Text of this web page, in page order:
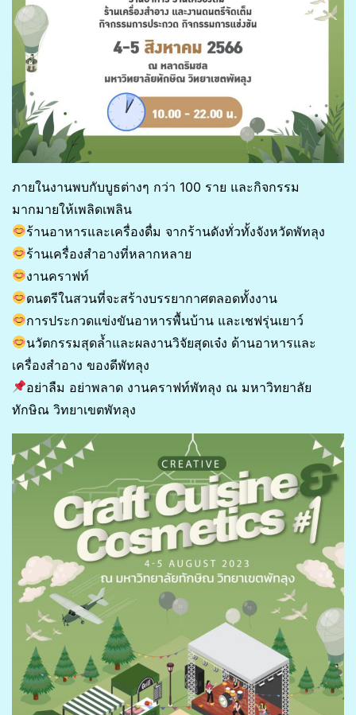
ภายในงานพบกับบูธต่างๆ กว่า 100 ราย และกิจกรรม
มากมายให้เพลิดเพลิน
ร้านอาหารและเครื่องดื่ม จากร้านดังทั่วทั้งจังหวัดพัทลุง
ร้านเครื่องสำอางที่หลากหลาย
งานคราฟท์
ดนตรีในสวนที่จะสร้างบรรยากาศตลอดทั้งงาน
การประกวดแข่งขันอาหารพื้นบ้าน และเชฟรุ่นเยาว์
นวัตกรรมสุดล้ำและผลงานวิจัยสุดเจ๋ง ด้านอาหารและ
เครื่องสำอาง ของดีพัทลุง
อย่าลืม อย่าพลาด งานคราฟท์พัทลุง ณ มหาวิทยาลัย
ทักษิณ วิทยาเขตพัทลุง